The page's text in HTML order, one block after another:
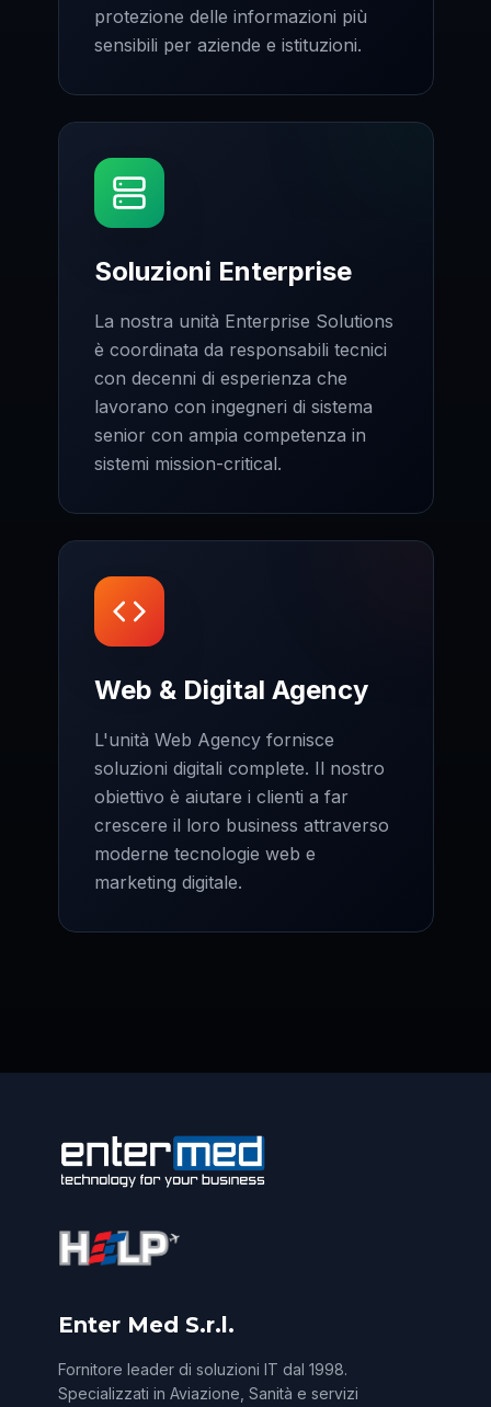
protezione delle informazioni più
sensibili per aziende e istituzioni.
Soluzioni Enterprise
La nostra unità Enterprise Solutions
è coordinata da responsabili tecnici
con decenni di esperienza che
lavorano con ingegneri di sistema
senior con ampia competenza in
sistemi mission-critical.
Web & Digital Agency
L'unità Web Agency fornisce
soluzioni digitali complete. Il nostro
obiettivo è aiutare i clienti a far
crescere il loro business attraverso
moderne tecnologie web e
marketing digitale.
Enter Med S.r.l.
Fornitore leader di soluzioni IT dal 1998.
Specializzati in Aviazione, Sanità e servizi